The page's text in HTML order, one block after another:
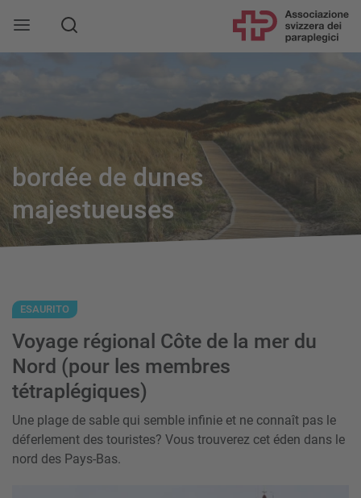
bordée de dunes
majestueuses
ESAURITO
Voyage régional Côte de la mer du
Nord (pour les membres
tétraplégiques)
Une plage de sable qui semble infinie et ne connaît pas le
déferlement des touristes? Vous trouverez cet éden dans le
nord des Pays-Bas.